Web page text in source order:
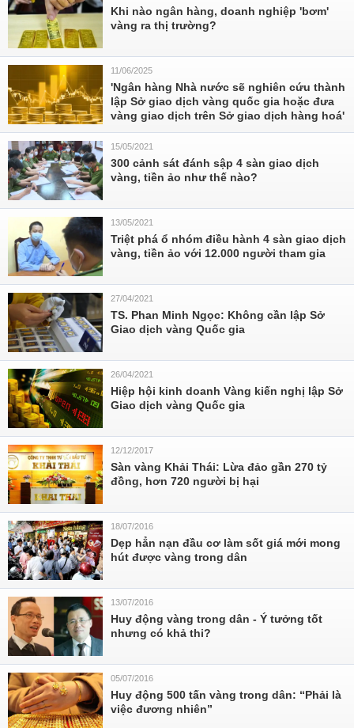
Khi nào ngân hàng, doanh nghiệp 'bơm'
vàng ra thị trường?
11/06/2025
'Ngân hàng Nhà nước sẽ nghiên cứu thành
lập Sở giao dịch vàng quốc gia hoặc đưa
vàng giao dịch trên Sở giao dịch hàng hoá'
15/05/2021
300 cảnh sát đánh sập 4 sàn giao dịch
vàng, tiền ảo như thế nào?
13/05/2021
Triệt phá ổ nhóm điều hành 4 sàn giao dịch
vàng, tiền ảo với 12.000 người tham gia
27/04/2021
TS. Phan Minh Ngọc: Không cần lập Sở
Giao dịch vàng Quốc gia
26/04/2021
Hiệp hội kinh doanh Vàng kiến nghị lập Sở
Giao dịch vàng Quốc gia
12/12/2017
Sàn vàng Khải Thái: Lừa đảo gần 270 tỷ
đồng, hơn 720 người bị hại
18/07/2016
Dẹp hẳn nạn đầu cơ làm sốt giá mới mong
hút được vàng trong dân
13/07/2016
Huy động vàng trong dân - Ý tưởng tốt
nhưng có khả thi?
05/07/2016
Huy động 500 tấn vàng trong dân: “Phải là
việc đương nhiên”